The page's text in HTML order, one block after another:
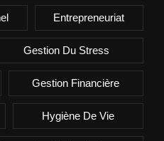
Entrepreneuriat
Gestion Du Stress
Gestion Financière
Hygiène De Vie